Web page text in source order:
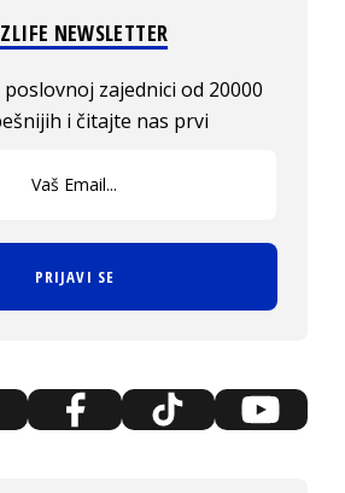
NEWSLETTER
zajednici od 20000
i čitajte nas prvi
PRIJAVI SE